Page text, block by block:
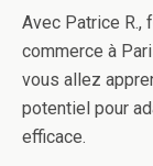
Avec Patrice R.,
commerce à
vous allez
potentiel pour
efficace.